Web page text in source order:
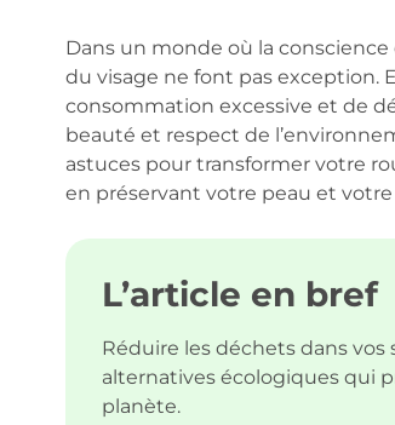
Dans un monde où la
du visage ne font pas exception.
consommation excessive et de
beauté et respect de
astuces pour transformer votre
en préservant votre peau et
L’article en bref
Réduire les déchets dans vos
alternatives écologiques qui
planète.